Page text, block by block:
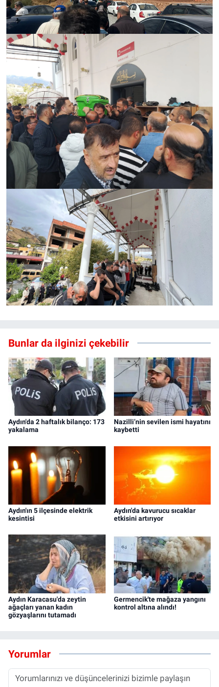
Bunlar da ilginizi çekebilir
Aydın'da 2 haftalık bilanço: 173
yakalama
Nazilli’nin sevilen ismi hayatını
kaybetti
Aydın'ın 5 ilçesinde elektrik
kesintisi
Aydın'da kavurucu sıcaklar
etkisini artırıyor
Aydın Karacasu'da zeytin
ağaçları yanan kadın
gözyaşlarını tutamadı
Germencik'te mağaza yangını
kontrol altına alındı!
Yorumlar